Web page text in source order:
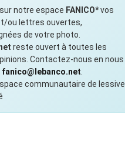
notre espace FANICO*vos
ou lettres ouvertes,
de votre photo.
reste ouvert à toutes les
Contactez-nous en nous
fanico@lebanco.net
communautaire de lessive